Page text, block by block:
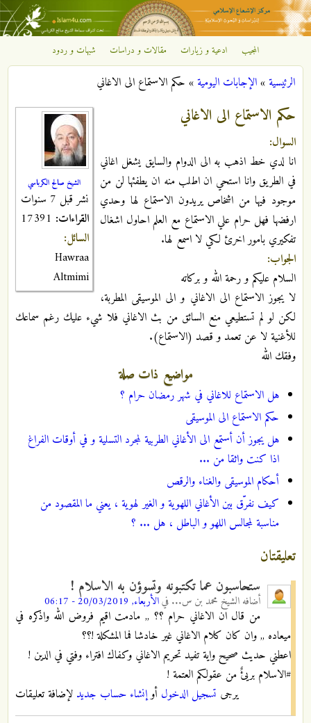
تجاوز إلى المحتوى الرئيسي
مركز
الإشعاع
الإسلامي
المجيب ادعية و زيارات مقالات و دراسات شبهات و ردود
أنت هنا
الرئيسية»الإجابات اليومية» حكم الاستماع الى الاغاني
الشيخ صالح الكرباسي
نشر قبل 7 سنوات
القراءات:
السائل:
Hawraa
Altmimi
حكم الاستماع الى الاغاني
السوال:
انا لدي خط اذهب به الى الدوام والسايق يشغل اغاني
في الطريق وانا استحي ان اطلب منه ان يطفئها لن من
موجود فيها من اشخاص يريدون الاستماع لها وحدي
ارفضها فهل حرام علي الاستماع مع العلم احاول اشغال
تفكيري بامور اخرئ لكي لا اسمع لها.
الجواب:
السلام عليكم و رحمة الله و بركاته
لا يجوز الاستماع الى الاغاني و الى الموسيقى المطربة،
لكن لو لم تستطيعي منع السائق من بث الاغاني فلا شيء عليك رغم سماعك
للأغنية لا عن تعمد و قصد (الاستماع).
وفقك الله
مواضيع ذات صلة
هل الاستماع للاغاني في شهر رمضان حرام ؟
حكم الاستماع الى الموسيقى
هل يجوز أن أستمع الى الأغاني الطربية لمجرد التسلية و في أوقات الفراغ
اذا كنت واثقا من ...
أحكام الموسيقى والغناء والرقص
كيف نفرّق بين الأغاني اللهوية و الغير لهوية ، يعني ما المقصود من
مناسبة لمجالس اللهو و الباطل ، هل ... ؟
تعليقتان
ستحاسبون عما تكتبونه وتسوؤن به الاسلام !
أضافه الشيخ محمد بن س... فيالأربعاء, 20/03/2019 - 06:17
من قال ان الاغاني حرام ؟؟ ,, مادمت اقيم فروض الله واذكره في
ميعاده ,, وان كان كلام الاغاني غير خادشا فما المشكلة !؟؟
اعطني حديث صحيح واية تفيد تحريم الاغاني وكفاك افتراء وفتي في الدين !
#الاسلام بريئٌ من عقولكم العتمة !
يرجى تسجيل الدخول أوإنشاء حساب جديد لإضافة تعليقات